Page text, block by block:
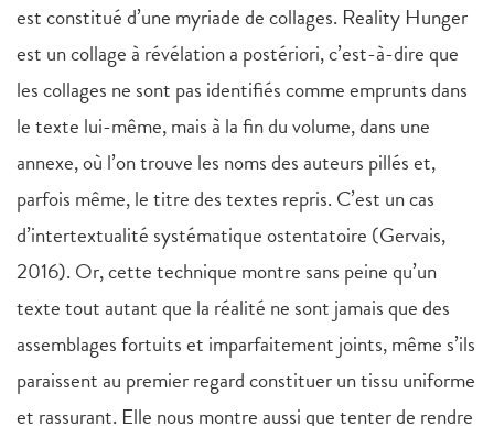
est constitué d’une myriade de collages. Reality Hunger
est un collage à révélation a postériori, c’est-à-dire que
les collages ne sont pas identifiés comme emprunts dans
le texte lui-même, mais à la fin du volume, dans une
annexe, où l’on trouve les noms des auteurs pillés et,
parfois même, le titre des textes repris. C’est un cas
d’intertextualité systématique ostentatoire (Gervais,
2016). Or, cette technique montre sans peine qu’un
texte tout autant que la réalité ne sont jamais que des
assemblages fortuits et imparfaitement joints, même s’ils
paraissent au premier regard constituer un tissu uniforme
et rassurant. Elle nous montre aussi que tenter de rendre